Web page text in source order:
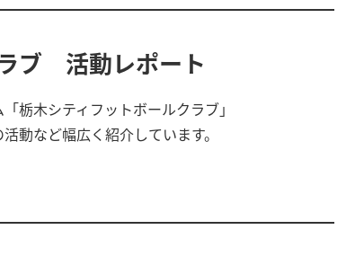
ブ 活動レポート
栃木シティフットボールクラブ」
動など幅広く紹介しています。